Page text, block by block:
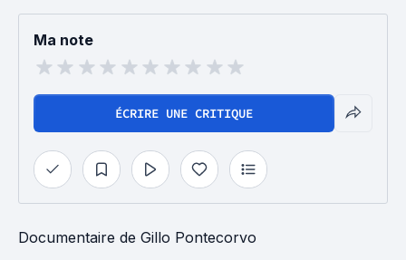
Ma note
ÉCRIRE UNE CRITIQUE
Documentaire de Gillo Pontecorvo